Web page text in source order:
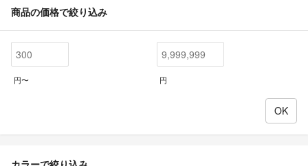
商品の価格で絞り込み
円〜 円